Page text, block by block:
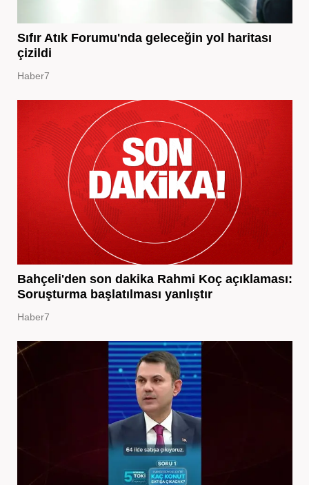
Sıfır Atık Forumu'nda geleceğin yol haritası
çizildi
Haber7
Bahçeli'den son dakika Rahmi Koç açıklaması:
Soruşturma başlatılması yanlıştır
Haber7